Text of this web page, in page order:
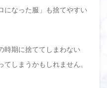
になった服」も捨てやすい
時期に捨ててしまわない
しまうかもしれません。